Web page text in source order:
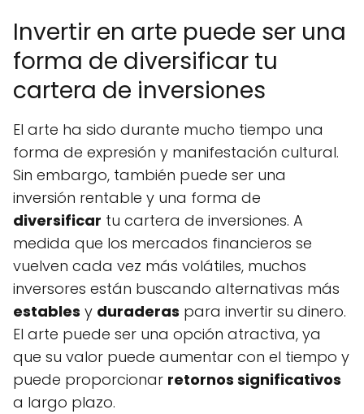
Invertir en arte puede ser una
forma de diversificar tu
cartera de inversiones
El arte ha sido durante mucho tiempo una
forma de expresión y manifestación cultural.
Sin embargo, también puede ser una
inversión rentable y una forma de
diversificar tu cartera de inversiones. A
medida que los mercados financieros se
vuelven cada vez más volátiles, muchos
inversores están buscando alternativas más
estables y duraderas para invertir su dinero.
El arte puede ser una opción atractiva, ya
que su valor puede aumentar con el tiempo y
puede proporcionar retornos significativos
a largo plazo.